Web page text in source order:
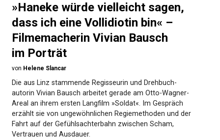
»Haneke würde vielleicht sagen,
dass ich eine Voll­idiotin bin« –
Filmemacherin Vivian Bausch
im Porträt
von Helene Slancar
Die aus Linz stammende Regisseurin und Dreh­buch­
autorin Vivian Bausch arbeitet gerade am Otto-Wagner-
Areal an ihrem ersten Langfilm »Soldat«. Im Gespräch
erzählt sie von unge­wöhn­lichen Regie­methoden und der
Fahrt auf der Gefühls­achterbahn zwischen Scham,
Vertrauen und Ausdauer.